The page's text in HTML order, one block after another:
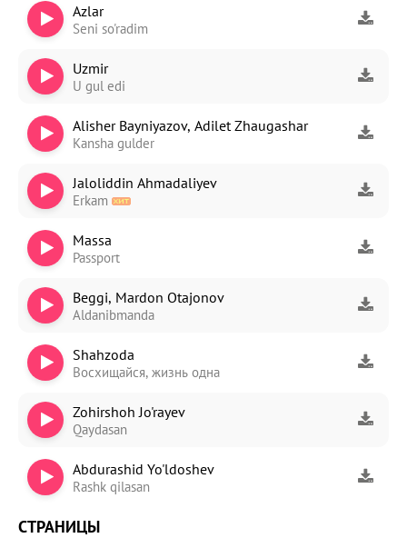
Azlar
Seni so'radim
Uzmir
U gul edi
Alisher Bayniyazov, Adilet Zhaugashar
Kansha gulder
Jaloliddin Ahmadaliyev
Erkam
Massa
Passport
Beggi, Mardon Otajonov
Aldanibmanda
Shahzoda
Восхищайся, жизнь одна
Zohirshoh Jo'rayev
Qaydasan
Abdurashid Yo'ldoshev
Rashk qilasan
СТРАНИЦЫ